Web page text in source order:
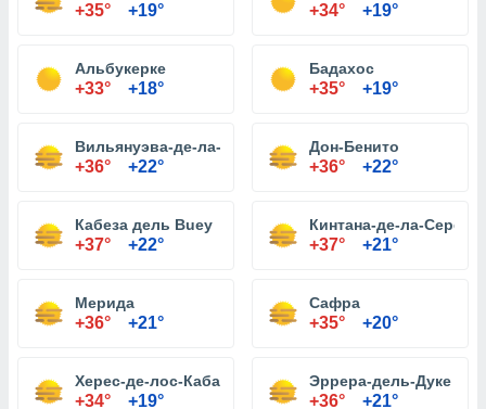
+35° +19° +34° +19°
Альбукерке
+33° +18°
Бадахос
+35° +19°
Вильянуэва-де-ла-Серена
+36° +22°
Дон-Бенито
+36° +22°
Кабеза дель Buey
+37° +22°
Кинтана-де-ла-Серена
+37° +21°
Мерида
+36° +21°
Сафра
+35° +20°
Херес-де-лос-Кабальерос
+34° +19°
Эррера-дель-Дуке
+36° +21°